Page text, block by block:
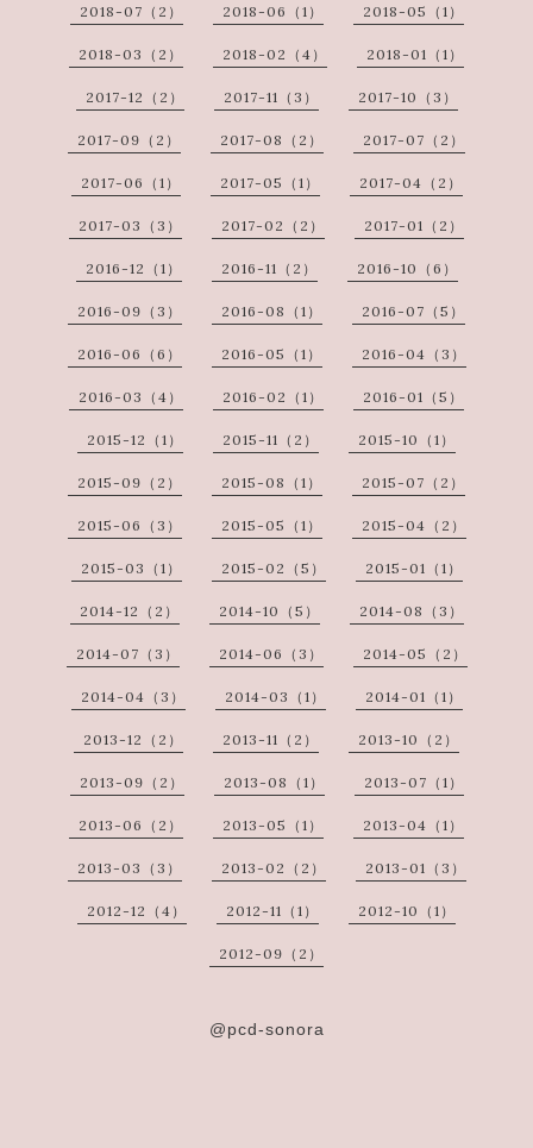
2018-07（2） 2018-06（1） 2018-05（1）
2018-03（2） 2018-02（4） 2018-01（1）
2017-12（2） 2017-11（3） 2017-10（3）
2017-09（2） 2017-08（2） 2017-07（2）
2017-06（1） 2017-05（1） 2017-04（2）
2017-03（3） 2017-02（2） 2017-01（2）
2016-12（1） 2016-11（2） 2016-10（6）
2016-09（3） 2016-08（1） 2016-07（5）
2016-06（6） 2016-05（1） 2016-04（3）
2016-03（4） 2016-02（1） 2016-01（5）
2015-12（1） 2015-11（2） 2015-10（1）
2015-09（2） 2015-08（1） 2015-07（2）
2015-06（3） 2015-05（1） 2015-04（2）
2015-03（1） 2015-02（5） 2015-01（1）
2014-12（2） 2014-10（5） 2014-08（3）
2014-07（3） 2014-06（3） 2014-05（2）
2014-04（3） 2014-03（1） 2014-01（1）
2013-12（2） 2013-11（2） 2013-10（2）
2013-09（2） 2013-08（1） 2013-07（1）
2013-06（2） 2013-05（1） 2013-04（1）
2013-03（3） 2013-02（2） 2013-01（3）
2012-12（4） 2012-11（1） 2012-10（1）
2012-09（2）
@pcd-sonora